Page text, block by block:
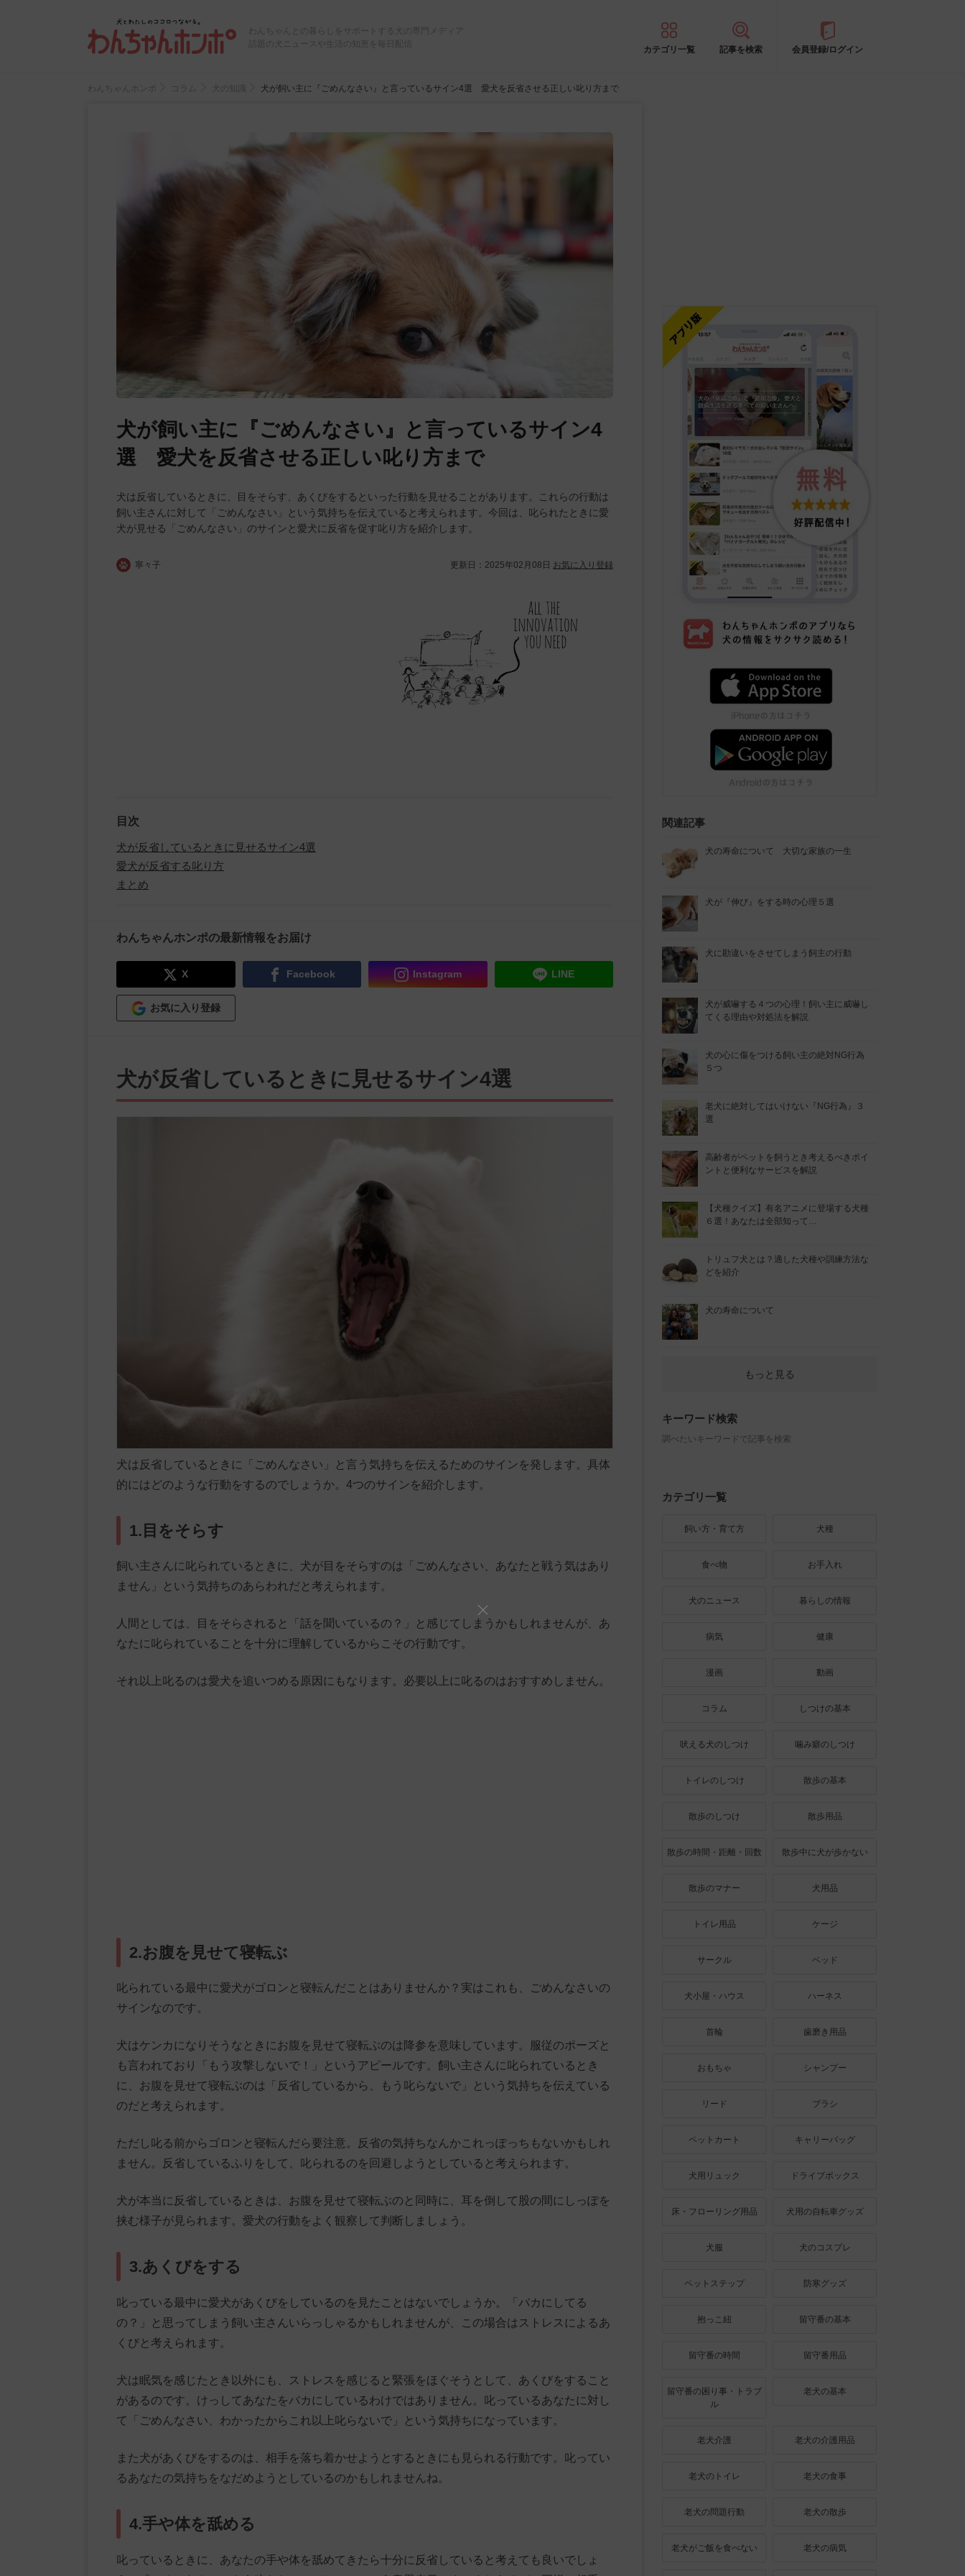
わんちゃんとの暮らしをサポートする犬の専門メディア
話題の犬ニュースや生活の知恵を毎日配信
カテゴリ一覧 記事を検索 会員登録/ログイン
わんちゃんホンポ コラム 犬の知識 犬が飼い主に『ごめんなさい』と言っているサイン4選 愛犬を反省させる正しい叱り方まで
犬が飼い主に『ごめんなさい』と言っているサイン4
選 愛犬を反省させる正しい叱り方まで
犬は反省しているときに、目をそらす、あくびをするといった行動を見せることがあります。これらの行動は
飼い主さんに対して「ごめんなさい」という気持ちを伝えていると考えられます。今回は、叱られたときに愛
犬が見せる「ごめんなさい」のサインと愛犬に反省を促す叱り方を紹介します。
寧々子 更新日： 2025年02月08日 お気に入り登録
目次
犬が反省しているときに見せるサイン4選
愛犬が反省する叱り方
まとめ
わんちゃんホンポの最新情報をお届け
X Facebook Instagram LINE
お気に入り登録
犬が反省しているときに見せるサイン4選
犬は反省しているときに「ごめんなさい」と言う気持ちを伝えるためのサインを発します。具体
的にはどのような行動をするのでしょうか。4つのサインを紹介します。
1.目をそらす
飼い主さんに叱られているときに、犬が目をそらすのは「ごめんなさい、あなたと戦う気はあり
ません」という気持ちのあらわれだと考えられます。
人間としては、目をそらされると「話を聞いているの？」と感じてしまうかもしれませんが、あ
なたに叱られていることを十分に理解しているからこその行動です。
それ以上叱るのは愛犬を追いつめる原因にもなります。必要以上に叱るのはおすすめしません。
2.お腹を見せて寝転ぶ
叱られている最中に愛犬がゴロンと寝転んだことはありませんか？実はこれも、ごめんなさいの
サインなのです。
犬はケンカになりそうなときにお腹を見せて寝転ぶのは降参を意味しています。服従のポーズと
も言われており「もう攻撃しないで！」というアピールです。飼い主さんに叱られているとき
に、お腹を見せて寝転ぶのは「反省しているから、もう叱らないで」という気持ちを伝えている
のだと考えられます。
ただし叱る前からゴロンと寝転んだら要注意。反省の気持ちなんかこれっぽっちもないかもしれ
ません。反省しているふりをして、叱られるのを回避しようとしていると考えられます。
犬が本当に反省しているときは、お腹を見せて寝転ぶのと同時に、耳を倒して股の間にしっぽを
挟む様子が見られます。愛犬の行動をよく観察して判断しましょう。
3.あくびをする
叱っている最中に愛犬があくびをしているのを見たことはないでしょうか。「バカにしてる
の？」と思ってしまう飼い主さんいらっしゃるかもしれませんが、この場合はストレスによるあ
くびと考えられます。
犬は眠気を感じたとき以外にも、ストレスを感じると緊張をほぐそうとして、あくびをすること
があるのです。けっしてあなたをバカにしているわけではありません。叱っているあなたに対し
て「ごめんなさい、わかったからこれ以上叱らないで」という気持ちになっています。
また犬があくびをするのは、相手を落ち着かせようとするときにも見られる行動です。叱ってい
るあなたの気持ちをなだめようとしているのかもしれませんね。
4.手や体を舐める
叱っているときに、あなたの手や体を舐めてきたら十分に反省していると考えても良いでしょ
関連記事
犬の寿命について 大切な家族の一生
犬が『伸び』をする時の心理５選
犬に勘違いをさせてしまう飼主の行動
犬が威嚇する４つの心理！飼い主に威嚇し
てくる理由や対処法を解説
犬の心に傷をつける飼い主の絶対NG行為
５つ
老犬に絶対してはいけない『NG行為』３
選
高齢者がペットを飼うとき考えるべきポイ
ントと便利なサービスを解説
【犬種クイズ】有名アニメに登場する犬種
６選！あなたは全部知って…
トリュフ犬とは？適した犬種や訓練方法な
どを紹介
犬の寿命について
もっと見る
キーワード検索
調べたいキーワードで記事を検索
カテゴリ一覧
飼い方・育て方 犬種
食べ物 お手入れ
犬のニュース 暮らしの情報
病気 健康
漫画 動画
コラム しつけの基本
吠える犬のしつけ 噛み癖のしつけ
トイレのしつけ 散歩の基本
散歩のしつけ 散歩用品
散歩の時間・距離・回数 散歩中に犬が歩かない
散歩のマナー 犬用品
トイレ用品 ケージ
サークル ベッド
犬小屋・ハウス ハーネス
首輪 歯磨き用品
おもちゃ シャンプー
リード ブラシ
ペットカート キャリーバッグ
犬用リュック ドライブボックス
床・フローリング用品 犬用の自転車グッズ
犬服 犬のコスプレ
ペットステップ 防寒グッズ
抱っこ紐 留守番の基本
留守番の時間 留守番用品
留守番の困り事・トラブ
ル
老犬の基本
老犬介護 老犬の介護用品
老犬のトイレ 老犬の食事
老犬の問題行動 老犬の散歩
老犬がご飯を食べない 老犬の病気